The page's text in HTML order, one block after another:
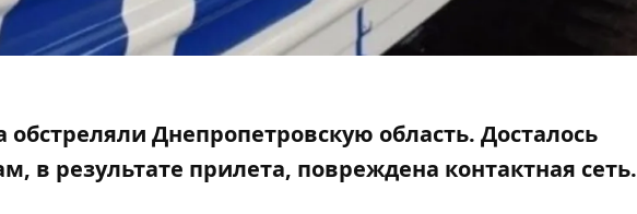
Днепропетровскую область. Досталось
в результате прилета, повреждена контактная сеть.